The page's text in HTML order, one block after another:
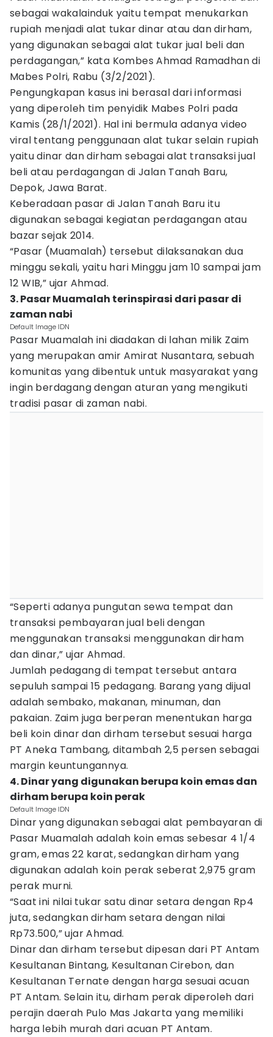
sebagai wakalainduk yaitu tempat menukarkan
rupiah menjadi alat tukar dinar atau dan dirham,
yang digunakan sebagai alat tukar jual beli dan
perdagangan,” kata Kombes Ahmad Ramadhan di
Mabes Polri, Rabu (3/2/2021).
Pengungkapan kasus ini berasal dari informasi
yang diperoleh tim penyidik Mabes Polri pada
Kamis (28/1/2021). Hal ini bermula adanya video
viral tentang penggunaan alat tukar selain rupiah
yaitu dinar dan dirham sebagai alat transaksi jual
beli atau perdagangan di Jalan Tanah Baru,
Depok, Jawa Barat.
Keberadaan pasar di Jalan Tanah Baru itu
digunakan sebagai kegiatan perdagangan atau
bazar sejak 2014.
“Pasar (Muamalah) tersebut dilaksanakan dua
minggu sekali, yaitu hari Minggu jam 10 sampai jam
12 WIB,” ujar Ahmad.
3. Pasar Muamalah terinspirasi dari pasar di
zaman nabi
Default Image IDN
Pasar Muamalah ini diadakan di lahan milik Zaim
yang merupakan amir Amirat Nusantara, sebuah
komunitas yang dibentuk untuk masyarakat yang
ingin berdagang dengan aturan yang mengikuti
tradisi pasar di zaman nabi.
“Seperti adanya pungutan sewa tempat dan
transaksi pembayaran jual beli dengan
menggunakan transaksi menggunakan dirham
dan dinar,” ujar Ahmad.
Jumlah pedagang di tempat tersebut antara
sepuluh sampai 15 pedagang. Barang yang dijual
adalah sembako, makanan, minuman, dan
pakaian. Zaim juga berperan menentukan harga
beli koin dinar dan dirham tersebut sesuai harga
PT Aneka Tambang, ditambah 2,5 persen sebagai
margin keuntungannya.
4. Dinar yang digunakan berupa koin emas dan
dirham berupa koin perak
Default Image IDN
Dinar yang digunakan sebagai alat pembayaran di
Pasar Muamalah adalah koin emas sebesar 4 1/4
gram, emas 22 karat, sedangkan dirham yang
digunakan adalah koin perak seberat 2,975 gram
perak murni.
“Saat ini nilai tukar satu dinar setara dengan Rp4
juta, sedangkan dirham setara dengan nilai
Rp73.500,” ujar Ahmad.
Dinar dan dirham tersebut dipesan dari PT Antam
Kesultanan Bintang, Kesultanan Cirebon, dan
Kesultanan Ternate dengan harga sesuai acuan
PT Antam. Selain itu, dirham perak diperoleh dari
perajin daerah Pulo Mas Jakarta yang memiliki
harga lebih murah dari acuan PT Antam.